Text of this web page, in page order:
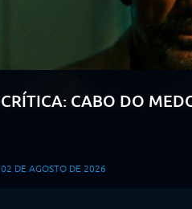
CRÍTICA: CABO DO
02 DE AGOSTO DE 2026